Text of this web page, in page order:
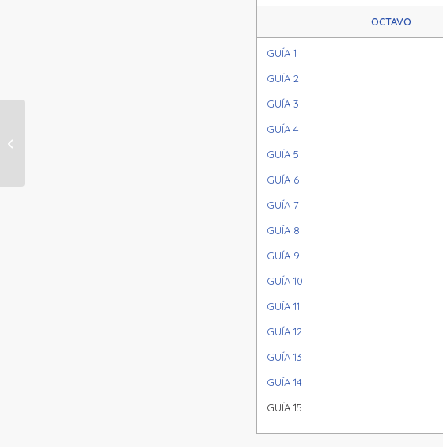
OCTAVO
GUÍA 1
GUÍA 2
GUÍA 3
GUÍA 4
GUÍA 5
GUÍA 6
GUÍA 7
GUÍA 8
GUÍA 9
GUÍA 10
GUÍA 11
GUÍA 12
GUÍA 13
GUÍA 14
GUÍA 15